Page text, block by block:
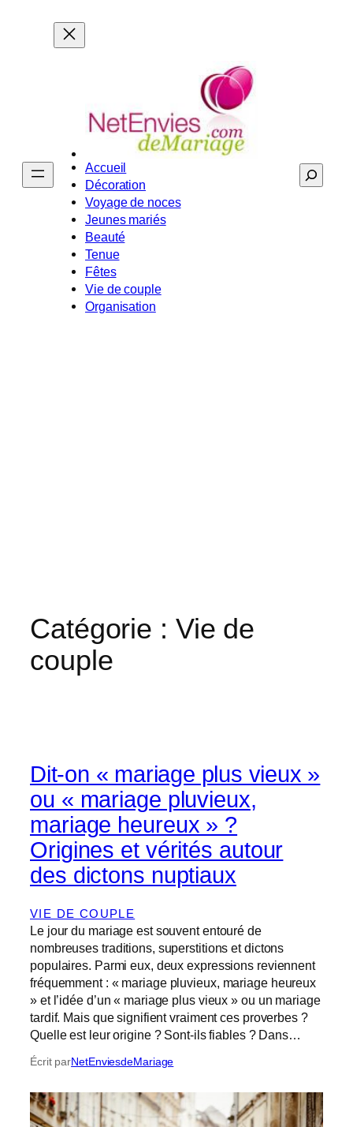
Accueil
Décoration
Voyage de noces
Jeunes mariés
Beauté
Tenue
Fêtes
Vie de couple
Organisation
Catégorie : Vie de
couple
Dit-on « mariage plus vieux »
ou « mariage pluvieux,
mariage heureux » ?
Origines et vérités autour
des dictons nuptiaux
VIE DE COUPLE
Le jour du mariage est souvent entouré de
nombreuses traditions, superstitions et dictons
populaires. Parmi eux, deux expressions reviennent
fréquemment : « mariage pluvieux, mariage heureux
» et l’idée d’un « mariage plus vieux » ou un mariage
tardif. Mais que signifient vraiment ces proverbes ?
Quelle est leur origine ? Sont-ils fiables ? Dans…
Écrit parNetEnviesdeMariage